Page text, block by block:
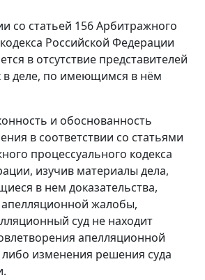
со статьей 156Арбитражного
Российской Федерации
в отсутствие представителей
в деле, по имеющимся в нём
и обоснованность
в соответствии со статьями
процессуального кодекса
изучив материалы дела,
в нем доказательства,
жалобы,
суд не находит
апелляционной
изменения решения суда